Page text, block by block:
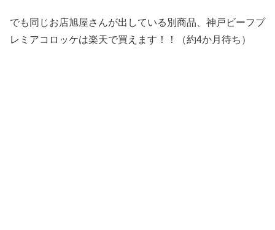
でも 同じお店旭屋さんが出している別商品、神戸ビーフプ
レミアコロッケは楽天で買えます！！
（約4か月待ち）